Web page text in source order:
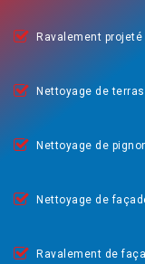
Ravalement
Nettoyage de
Nettoyage de
Nettoyage de
Ravalement de